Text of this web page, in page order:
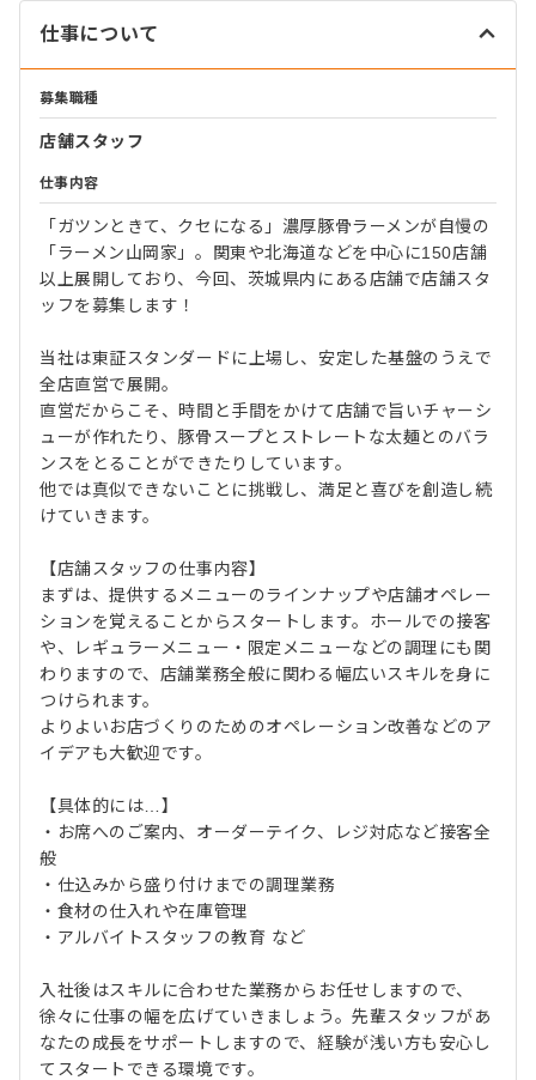
仕事について
募集職種
店舗スタッフ
仕事内容
「ガツンときて、クセになる」濃厚豚骨ラーメンが自慢の
「ラーメン山岡家」。関東や北海道などを中心に150店舗
以上展開しており、今回、茨城県内にある店舗で店舗スタ
ッフを募集します！
当社は東証スタンダードに上場し、安定した基盤のうえで
全店直営で展開。
直営だからこそ、時間と手間をかけて店舗で旨いチャーシ
ューが作れたり、豚骨スープとストレートな太麺とのバラ
ンスをとることができたりしています。
他では真似できないことに挑戦し、満足と喜びを創造し続
けていきます。
【店舗スタッフの仕事内容】
まずは、提供するメニューのラインナップや店舗オペレー
ションを覚えることからスタートします。ホールでの接客
や、レギュラーメニュー・限定メニューなどの調理にも関
わりますので、店舗業務全般に関わる幅広いスキルを身に
つけられます。
よりよいお店づくりのためのオペレーション改善などのア
イデアも大歓迎です。
【具体的には…】
・お席へのご案内、オーダーテイク、レジ対応など接客全
般
・仕込みから盛り付けまでの調理業務
・食材の仕入れや在庫管理
・アルバイトスタッフの教育 など
入社後はスキルに合わせた業務からお任せしますので、
徐々に仕事の幅を広げていきましょう。先輩スタッフがあ
なたの成長をサポートしますので、経験が浅い方も安心し
てスタートできる環境です。